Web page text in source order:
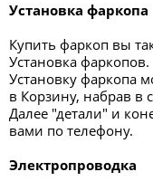
Установка фаркопа
Купить фаркоп вы
Установка фаркопов.
Установку фаркопа
в Корзину, набрав в
Далее "детали" и
вами по телефону.
Электропроводка